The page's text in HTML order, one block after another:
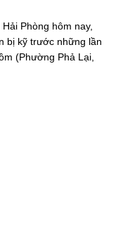
Phòng hôm nay,
bị kỹ trước những lần
(Phường Phả Lại,